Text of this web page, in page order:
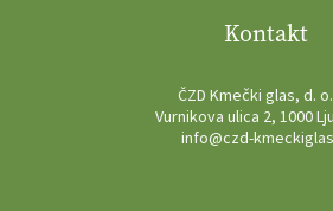
Kontakt
ČZD Kmečki glas, d.
Vurnikova ulica 2, 1000
info@czd-